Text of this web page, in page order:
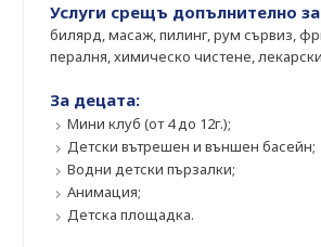
Услуги срещъ допълнително
билярд, масаж, пилинг, рум сървиз,
пералня, химическо чистене,
За децата:
Мини клуб (от 4 до 12г.);
Детски вътрешен и външен басейн;
Водни детски пързалки;
Анимация;
Детска площадка.